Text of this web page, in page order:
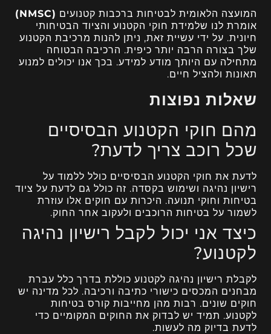
המועצה הלאומית לבטיחות ברכבות קטנועים (NMSC)
אומרת לנו שלמידת חוקי הקטנוע והציוד הבטיחותי
חיונית. על ידי עשיית זאת, ניתן להנות מרכיבת הקטנוע
שלך בצורה הרבה יותר כיפית. הרכיבה הבטוחה
מתחילה עם היותך מודע למידע. בכך אנו יכולים למנוע
תאונות ולהציל חיים.
שאלות נפוצות
מהם חוקי הקטנוע הבסיסיים
שכל רוכב צריך לדעת?
לדעת את חוקי הקטנוע הבסיסיים כולל ללמוד על
רישיון נהיגה ושימוש בקסדה. זה כולל גם לדעת על ציוד
בטיחות וחוקי תנועה. היכרות עם חוקים אלו עוזרת
לשמור על בטיחות הרוכבים ולעקוב אחר החוק.
כיצד אני יכול לקבל רישיון נהיגה
לקטנוע?
לקבלת רישיון נהיגה לקטנוע כוללת בדרך כלל עברת
מבחנים המכסים כישורי כתיבה ורכיבה. לכל מדינה יש
חוקים שונים. רבות מהן מחייבות קורס בטיחות
לקטנוע. תמיד יש לבדוק את החוקים המקומיים כדי
לדעת בדיוק מה לעשות.